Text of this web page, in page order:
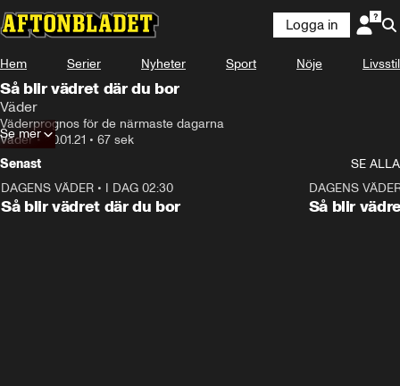
Logga in
Hem Serier Nyheter Sport Nöje Livsstil
Så blir vädret där du bor
Väder
Väderprognos för de närmaste dagarna
Väder• 20.01.21 • 67 sek
Se mer
Senast
SE ALLA
DAGENS VÄDER • I DAG 02:30
Så blir vädret där du bor
DAGENS
Så blir